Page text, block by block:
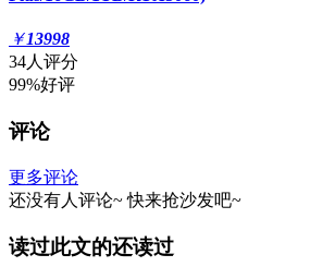
￥13998
34人评分
99%好评
评论
更多评论
还没有人评论~ 快来抢沙发吧~
读过此文的还读过